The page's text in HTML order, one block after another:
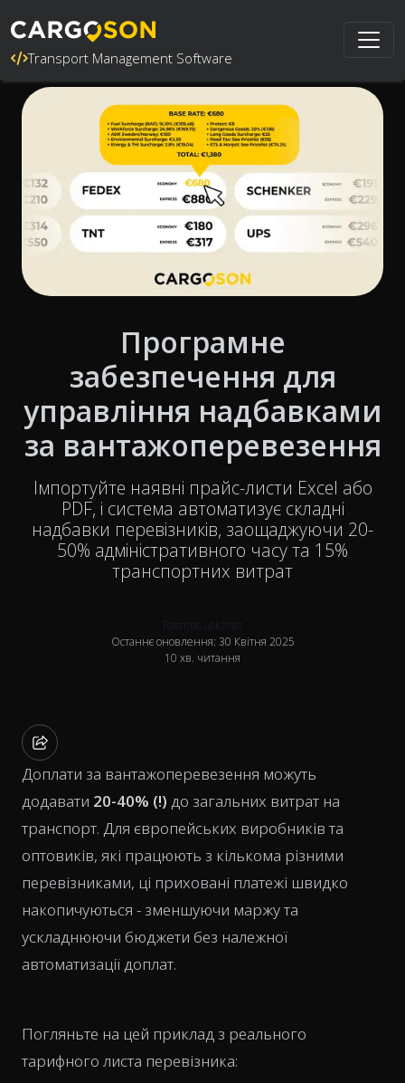
Transport Management Software
Програмне
забезпечення для
управління надбавками
за вантажоперевезення
Імпортуйте наявні прайс-листи Excel або
PDF, і система автоматизує складні
надбавки перевізників, заощаджуючи 20-
50% адміністративного часу та 15%
транспортних витрат
Rasmus Leichter
Останнє оновлення: 30 Квітня 2025
10 хв. читання
Доплати за вантажоперевезення можуть
додавати 20-40% (!) до загальних витрат на
транспорт. Для європейських виробників та
оптовиків, які працюють з кількома різними
перевізниками, ці приховані платежі швидко
накопичуються - зменшуючи маржу та
ускладнюючи бюджети без належної
автоматизації доплат.
Погляньте на цей приклад з реального
тарифного листа перевізника: